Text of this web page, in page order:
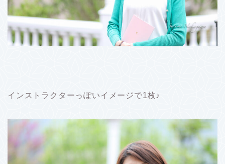
インストラクターっぽいイメージで1枚♪